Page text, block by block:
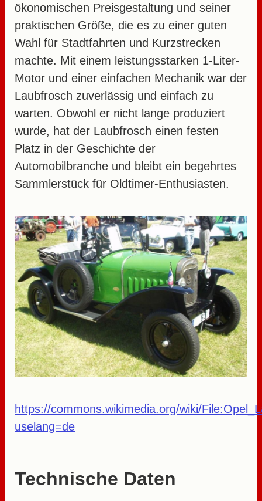
ökonomischen Preisgestaltung und seiner
praktischen Größe, die es zu einer guten
Wahl für Stadtfahrten und Kurzstrecken
machte. Mit einem leistungsstarken 1-Liter-
Motor und einer einfachen Mechanik war der
Laubfrosch zuverlässig und einfach zu
warten. Obwohl er nicht lange produziert
wurde, hat der Laubfrosch einen festen
Platz in der Geschichte der
Automobilbranche und bleibt ein begehrtes
Sammlerstück für Oldtimer-Enthusiasten.
https://commons.wikimedia.org/wiki/
uselang=de
Technische Daten